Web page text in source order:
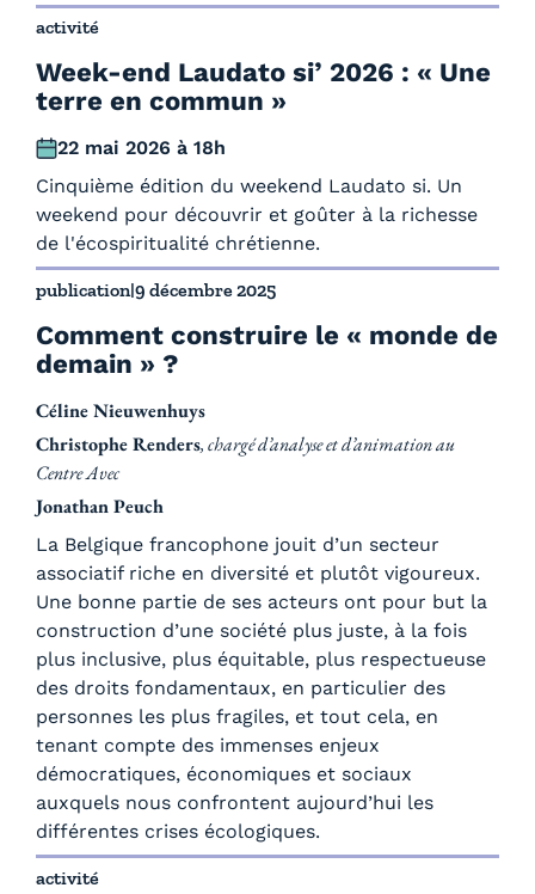
Week-end Laudato si’ 2026 : « Une
terre en commun »
activité
22 mai 2026 à 18h
Cinquième édition du weekend Laudato si. Un
weekend pour découvrir et goûter à la richesse
de l'écospiritualité chrétienne.
Comment construire le « monde de
demain » ?
publication|9 décembre 2025
Céline Nieuwenhuys
Christophe Renders, chargé d’analyse et d’animation au
Centre Avec
Jonathan Peuch
La Belgique francophone jouit d’un secteur
associatif riche en diversité et plutôt vigoureux.
Une bonne partie de ses acteurs ont pour but la
construction d’une société plus juste, à la fois
plus inclusive, plus équitable, plus respectueuse
des droits fondamentaux, en particulier des
personnes les plus fragiles, et tout cela, en
tenant compte des immenses enjeux
démocratiques, économiques et sociaux
auxquels nous confrontent aujourd’hui les
différentes crises écologiques.
activité